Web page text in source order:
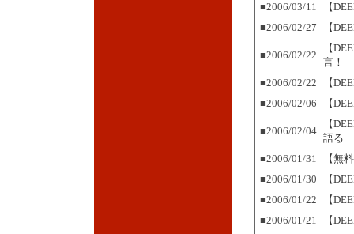
■2006/03/11
【
■2006/02/27
【
■2006/02/22
【
言！
■2006/02/22
【
■2006/02/06
【
■2006/02/04
【
語る
■2006/01/31
【無
■2006/01/30
【
■2006/01/22
【
■2006/01/21
【